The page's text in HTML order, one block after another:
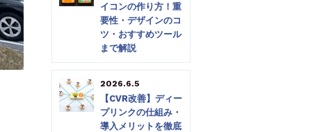
イコンの作り方！重
要性・デザインのコ
ツ・おすすめツール
まで解説
2026.6.5
【CVR改善】ディー
プリンクの仕組み・
導入メリットを徹底